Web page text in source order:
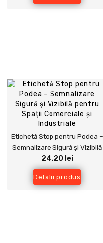
Etichetă Stop pentru Podea –
Semnalizare Sigură și Vizibilă
pentru Spații Comerciale și
Industriale
24.20 lei
Detalii produs